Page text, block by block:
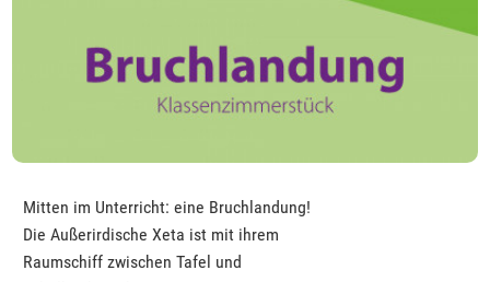
Mitten im Unterricht: eine Bruchlandung!
Die Außerirdische Xeta ist mit ihrem
Raumschiff zwischen Tafel und